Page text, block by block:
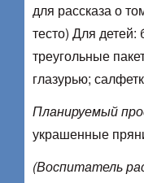
для рассказа о
тесто) Для детей:
треугольные
глазурью;
Планируемый
украшенные
(Воспитатель